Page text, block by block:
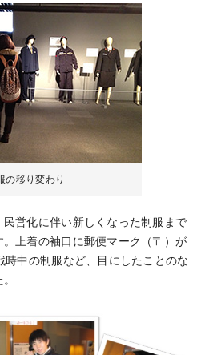
の移り変わり
営化に伴い新しくなった制服まで
上着の袖口に郵便マーク（〒）が
中の制服など、目にしたことのな